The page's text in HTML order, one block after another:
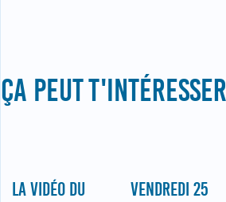
ÇA PEUT
LA VIDÉO DU
VENDREDI 25